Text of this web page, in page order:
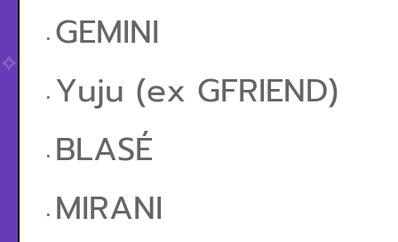
GEMINI
Yuju (ex GFRIEND)
BLASÉ
MIRANI